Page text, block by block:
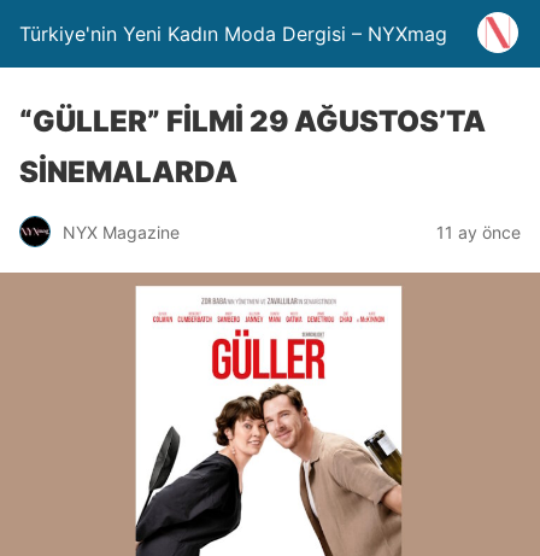
Türkiye'nin Yeni Kadın Moda Dergisi – NYXmag
“GÜLLER” FİLMİ 29 AĞUSTOS’TA
SİNEMALARDA
NYX Magazine 11 ay önce